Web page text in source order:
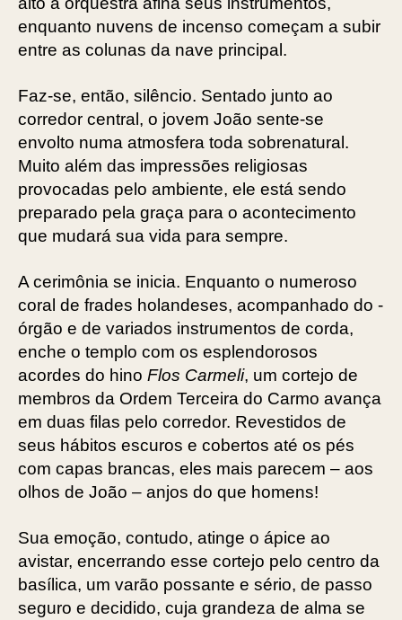
enquanto nuvens de incenso começam a subir
entre as colunas da nave principal.
Faz-se, então, silêncio. Sentado junto ao
corredor central, o jovem João sente-se
envolto numa atmosfera toda sobrenatural.
Muito além das impressões religiosas
provocadas pelo ambiente, ele está sendo
preparado pela graça para o acontecimento
que mudará sua vida para sempre.
A cerimônia se inicia. Enquanto o numeroso
coral de frades holandeses, acompanhado do ­
órgão e de variados instrumentos de corda,
enche o templo com os esplendorosos
acordes do hino Flos Carmeli, um cortejo de
membros da Ordem Terceira do Carmo avança
em duas filas pelo corredor. Revestidos de
seus hábitos escuros e cobertos até os pés
com capas brancas, eles mais parecem – aos
olhos de João – anjos do que homens!
Sua emoção, contudo, atinge o ápice ao
avistar, encerrando esse cortejo pelo centro da
basílica, um varão possante e sério, de passo
seguro e decidido, cuja grandeza de alma se